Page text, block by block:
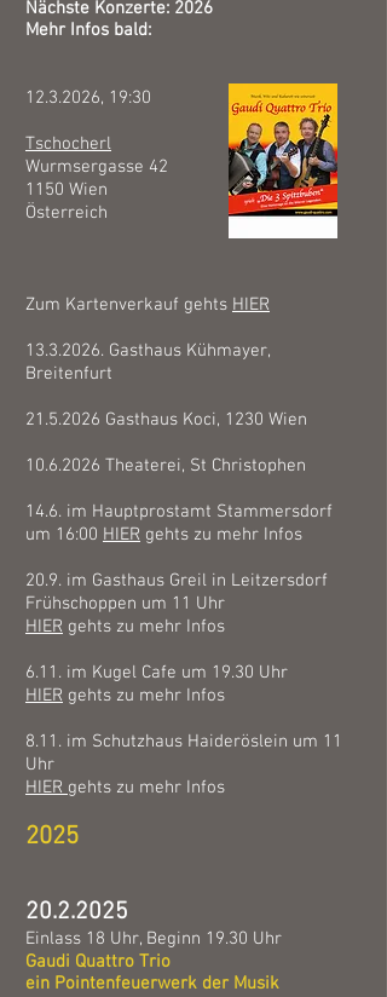
Nächste Konzerte: ​ 2026
Mehr Infos bald:
12.3.2026, 19:30
Tschocherl
Wurmsergasse 42
1150 Wien
Österreich
Zum Kartenverkauf gehts HIER
13.3.2026. Gasthaus Kühmayer,
Breitenfurt
21.5.2026 Gasthaus Koci, 1230 Wien
10.6.2026 Theaterei, St Christophen
14.6. im Hauptprostamt Stammersdorf
um 16:00 HIER gehts zu mehr Infos
20.9. im Gasthaus Greil in Leitzersdorf
Frühschoppen um 11 Uhr
HIER gehts zu mehr Infos
6.11. im Kugel Cafe um 19.30 Uhr
HIER gehts zu mehr Infos
8.11. im Schutzhaus Haideröslein um 11
Uhr
HIER gehts zu mehr Infos
2025
20.2.2025
Einlass 18 Uhr, Beginn 19.30 Uhr
Gaudi Quattro Trio
ein Pointenfeuerwerk der Musik